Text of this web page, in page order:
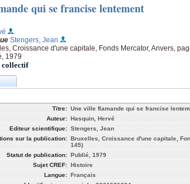
qui se francise lentement
Stengers, Jean
Croissance d'une capitale, Fonds Mercator, Anvers,
1979
collectif
Titre: Une ville flamande qui se francise
Auteur: Hasquin, Hervé
Editeur scientifique: Stengers, Jean
sur la publication: Bruxelles, Croissance d'une capitale,
145)
Statut de publication: Publié, 1979
Sujet CREF: Histoire
Langue: Français